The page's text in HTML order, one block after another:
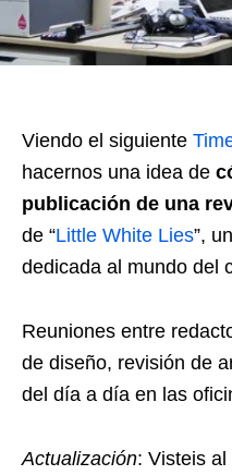
Viendo el siguiente
hacernos una idea de
publicación de una
de “Little White Lies”,
dedicada al mundo del
Reuniones entre
de diseño, revisión de
del día a día en las
Actualización: Visteis al